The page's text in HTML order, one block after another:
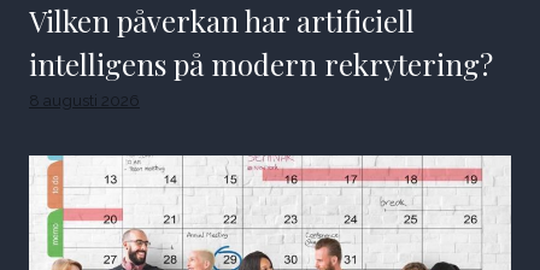
Vilken påverkan har artificiell
intelligens på modern rekrytering?
8 augusti 2026